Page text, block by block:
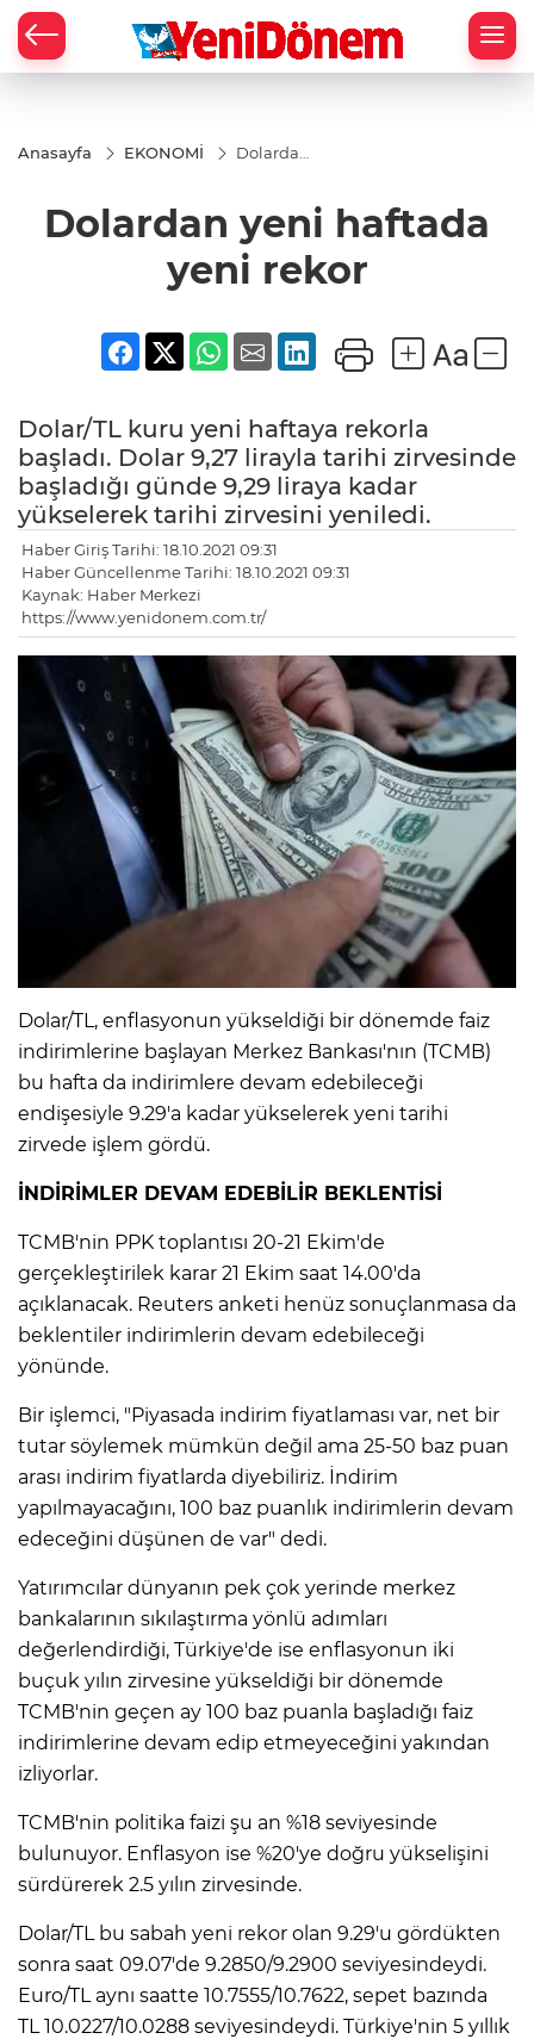
Anasayfa EKONOMİ
Dolardan
rekor
Dolardan yeni haftada
yeni rekor
Dolar/TL kuru yeni haftaya rekorla
başladı. Dolar 9,27 lirayla tarihi zirvesinde
başladığı günde 9,29 liraya kadar
yükselerek tarihi zirvesini yeniledi.
Haber Giriş Tarihi: 18.10.2021 09:31
Haber Güncellenme Tarihi: 18.10.2021 09:31
Kaynak: Haber Merkezi
https://www.yenidonem.com.tr/
Dolar/TL, enflasyonun yükseldiği bir dönemde faiz
indirimlerine başlayan Merkez Bankası'nın (TCMB)
bu hafta da indirimlere devam edebileceği
endişesiyle 9.29'a kadar yükselerek yeni tarihi
zirvede işlem gördü.
İNDİRİMLER DEVAM EDEBİLİR BEKLENTİSİ
TCMB'nin PPK toplantısı 20-21 Ekim'de
gerçekleştirilek karar 21 Ekim saat 14.00'da
açıklanacak. Reuters anketi henüz sonuçlanmasa da
beklentiler indirimlerin devam edebileceği
yönünde.
Bir işlemci, "Piyasada indirim fiyatlaması var, net bir
tutar söylemek mümkün değil ama 25-50 baz puan
arası indirim fiyatlarda diyebiliriz. İndirim
yapılmayacağını, 100 baz puanlık indirimlerin devam
edeceğini düşünen de var" dedi.
Yatırımcılar dünyanın pek çok yerinde merkez
bankalarının sıkılaştırma yönlü adımları
değerlendirdiği, Türkiye'de ise enflasyonun iki
buçuk yılın zirvesine yükseldiği bir dönemde
TCMB'nin geçen ay 100 baz puanla başladığı faiz
indirimlerine devam edip etmeyeceğini yakından
izliyorlar.
TCMB'nin politika faizi şu an %18 seviyesinde
bulunuyor. Enflasyon ise %20'ye doğru yükselişini
sürdürerek 2.5 yılın zirvesinde.
Dolar/TL bu sabah yeni rekor olan 9.29'u gördükten
sonra saat 09.07'de 9.2850/9.2900 seviyesindeydi.
Euro/TL aynı saatte 10.7555/10.7622, sepet bazında
TL 10.0227/10.0288 seviyesindeydi. Türkiye'nin 5 yıllık